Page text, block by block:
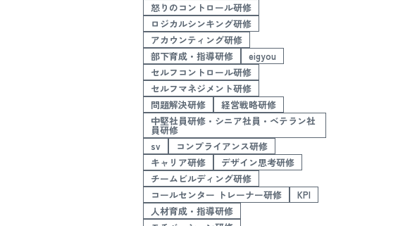
怒りのコントロール研修
ロジカルシンキング研修
アカウンティング研修
部下育成・指導研修
eigyou
セルフコントロール研修
セルフマネジメント研修
問題解決研修
経営戦略研修
中堅社員研修・シニア社員・ベテラン社
員研修
sv
コンプライアンス研修
キャリア研修
デザイン思考研修
チームビルディング研修
コールセンター トレーナー研修
KPI
人材育成・指導研修